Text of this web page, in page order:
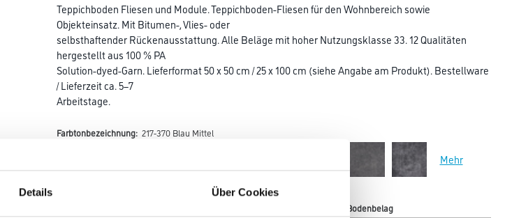
Details Über Cookies
Teppichboden Fliesen und Module. Teppichboden-Fliesen für den Wohnbereich sowie
Objekteinsatz. Mit Bitumen-, Vlies- oder
selbsthaftender Rückenausstattung. Alle Beläge mit hoher Nutzungsklasse 33. 12 Qualitäten
hergestellt aus 100 % PA
Solution-dyed-Garn. Lieferformat 50 x 50 cm / 25 x 100 cm (siehe Angabe am Produkt). Bestellware
/ Lieferzeit ca. 5–7
Arbeitstage.
Farbtonbezeichnung: 217-370 Blau Mittel
Mehr
Verarbeitung Bodenbelag